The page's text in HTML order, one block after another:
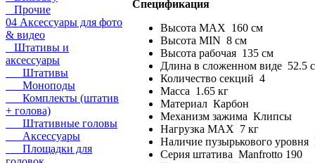
Прочие
04 Аксессуары для фото
& видео
Штативы и
аксессуары
Штативы
Моноподы
Комплекты (штатив
+ голова)
Штативные головы
Аксессуары
Площадки для
Спецификация
Высота MAX 160 см
Высота MIN 8 см
Высота рабочая 135 см
Длина в сложенном виде 52.5
Количество секций 4
Масса 1.65 кг
Материал Карбон
Механизм зажима Клипсы
Нагрузка MAX 7 кг
Наличие пузырькового уровня
Серия штатива Manfrotto 190